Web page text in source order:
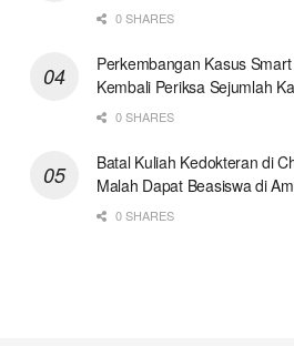
0 SHARES
Perkembangan Kasus
Kembali Periksa Sejumlah
0 SHARES
Batal Kuliah Kedokteran di
Malah Dapat Beasiswa di
0 SHARES